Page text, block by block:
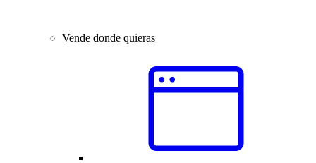
Vende donde quieras